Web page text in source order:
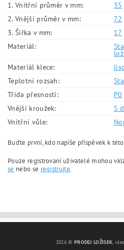
1. Vnitřní průměr v mm:
35
2. Vnější průměr v mm:
72
3. Šířka v mm:
17
Materiál:
Materiál klece:
Teplotní rozsah:
Třída přesnosti:
P0
Vnější kroužek:
S
Vnitřní vůle:
Buďte první, kdo napíše příspěvek k
Pouze registrovaní uživatelé mohou
se nebo se registrujte.
2026 © PRODEJ LOŽISEK,